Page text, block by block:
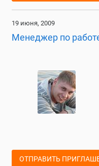
19 июня, 2009
Менеджер по
ОТПРАВИТЬ